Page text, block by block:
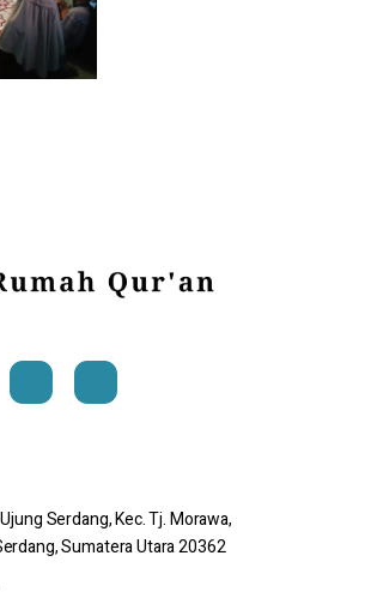
Serdang, Kec. Tj. Morawa,
Sumatera Utara 20362